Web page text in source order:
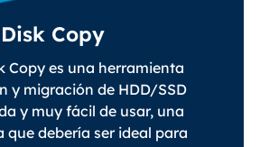
Copy
Copy es una herramienta
y migración de HDD/SSD
y muy fácil de usar, una
que debería ser ideal para